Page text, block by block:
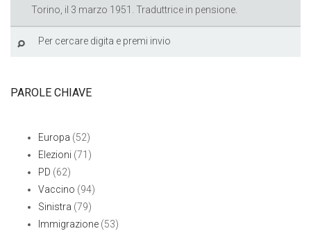
Torino, il 3 marzo 1951. Traduttrice in pensione.
PAROLE CHIAVE
Europa (52)
Elezioni (71)
PD (62)
Vaccino (94)
Sinistra (79)
Immigrazione (53)